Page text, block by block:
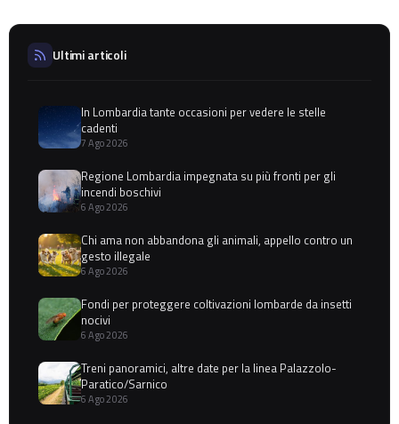
Ultimi articoli
In Lombardia tante occasioni per vedere le stelle
cadenti
7 Ago 2026
Regione Lombardia impegnata su più fronti per gli
incendi boschivi
6 Ago 2026
Chi ama non abbandona gli animali, appello contro un
gesto illegale
6 Ago 2026
Fondi per proteggere coltivazioni lombarde da insetti
nocivi
6 Ago 2026
Treni panoramici, altre date per la linea Palazzolo-
Paratico/Sarnico
6 Ago 2026